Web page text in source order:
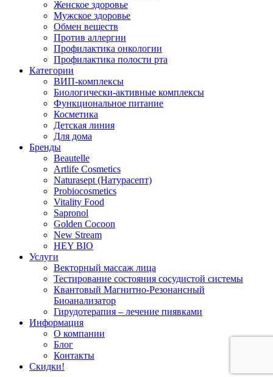
Женское здоровье
Мужское здоровье
Обмен веществ
Против аллергии
Профилактика онкологии
Профилактика полости рта
Категории
ВИП-комплексы
Биологически-активные комплексы
Функциональное питание
Косметика
Детская линия
Для дома
Бренды
Beautelle
Artlife Cosmetics
Naturasept (Натурасепт)
Probiocosmetics
Vitality Food
Sapronol
Golden Cocoon
New Stream
HEY BIO
Услуги
Векторный массаж лица
Тестирование состояния сосудистой системы
Квантовый Магнитно-Резонансный
Биоанализатор
Гирудотерапия – лечение пиявками
Информация
О компании
Блог
Контакты
Скидки!